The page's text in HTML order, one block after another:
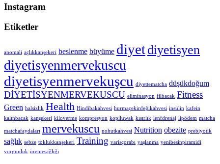
Instagram
Etiketler
anomali açlıkkanşekeri beslenme büyüme diyetdiyetisyen
diyetisyenmervekuscu
diyetisyenmervekuşcu diyettematcha düşükdoğum
DİYETİSYENMERVEKUSCU eliminasyon filbacak Fitness
Green halsizlik Health Hindibakahvesi hurmaçekirdeğikahvesi insülin kafein
kalınbacak kanşekeri kiloverme kompresyon kopiluwak kısırlık lenfdrenaj lipödem matcha
matchafaydaları mervekuscu nohutkahvesi Nutrition obezite prebiyotik
sağlık sebze toklukkanşekeri Training varisçorabı yaşlanma yenibesinpiramidi
yorgunluk üremesağlığı